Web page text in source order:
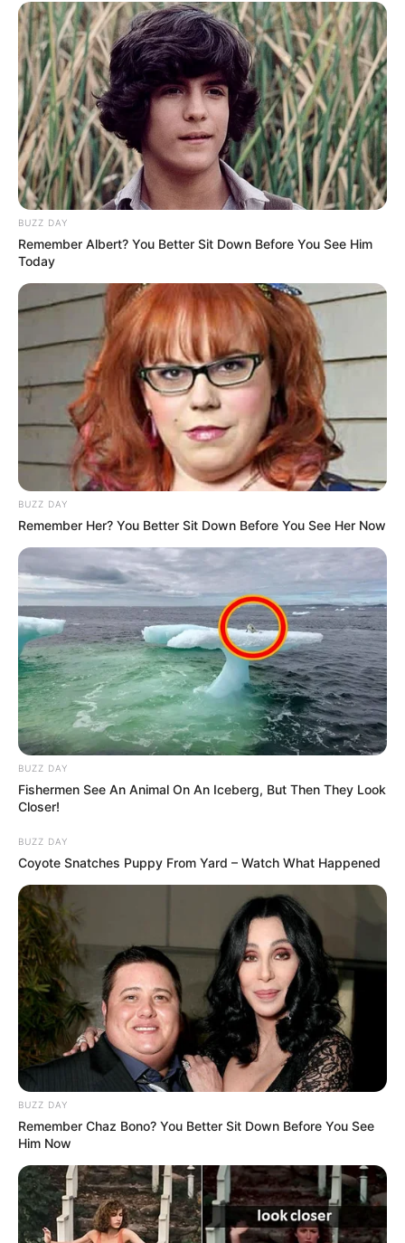
TAGS
ΕΥΒΟΙΑ
BUZZ DAY
Remember Albert? You Better Sit Down Before You See Him
Today
BUZZ DAY
Remember Her? You Better Sit Down Before You See Her Now
BUZZ DAY
Fishermen See An Animal On An Iceberg, But Then They Look
Closer!
BUZZ DAY
Coyote Snatches Puppy From Yard – Watch What Happened
BUZZ DAY
Remember Chaz Bono? You Better Sit Down Before You See
Him Now